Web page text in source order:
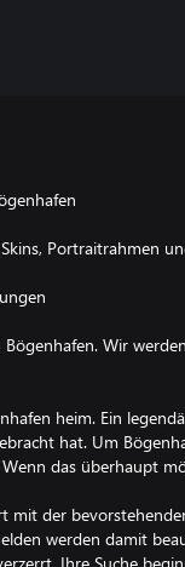
Portraitrahmen
Wir
heim. Ein
hat. Um
das überhaupt
mit der
werden damit